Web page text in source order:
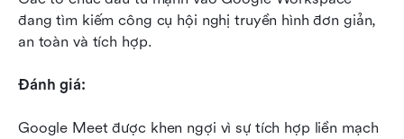
đang tìm kiếm công cụ hội nghị truyền hình đơn giản,
an toàn và tích hợp.
Đánh giá:
Google Meet được khen ngợi vì sự tích hợp liền mạch